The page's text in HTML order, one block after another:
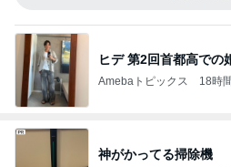
ヒデ 第2回首都高での
Amebaトピックス 18時
神がかってる掃除機